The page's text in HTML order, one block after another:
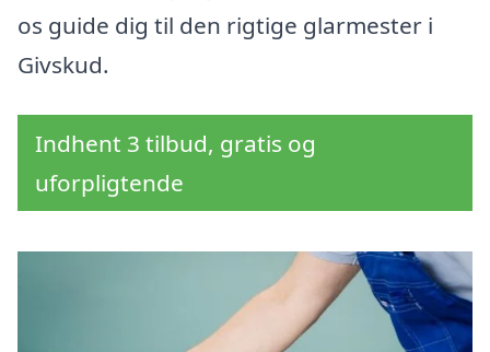
os guide dig til den rigtige glarmester i
Givskud.
Indhent 3 tilbud, gratis og
uforpligtende